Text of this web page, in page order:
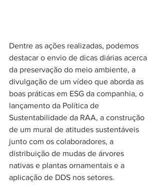
Dentre as ações realizadas, podemos
destacar o envio de dicas diárias acerca
da preservação do meio ambiente, a
divulgação de um vídeo que aborda as
boas práticas em ESG da companhia, o
lançamento da Política de
Sustentabilidade da RAA, a construção
de um mural de atitudes sustentáveis
junto com os colaboradores, a
distribuição de mudas de árvores
nativas e plantas ornamentais e a
aplicação de DDS nos setores.